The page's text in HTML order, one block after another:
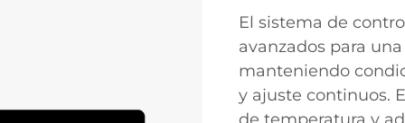
El sistema de
avanzados para
manteniendo
y ajuste continuos.